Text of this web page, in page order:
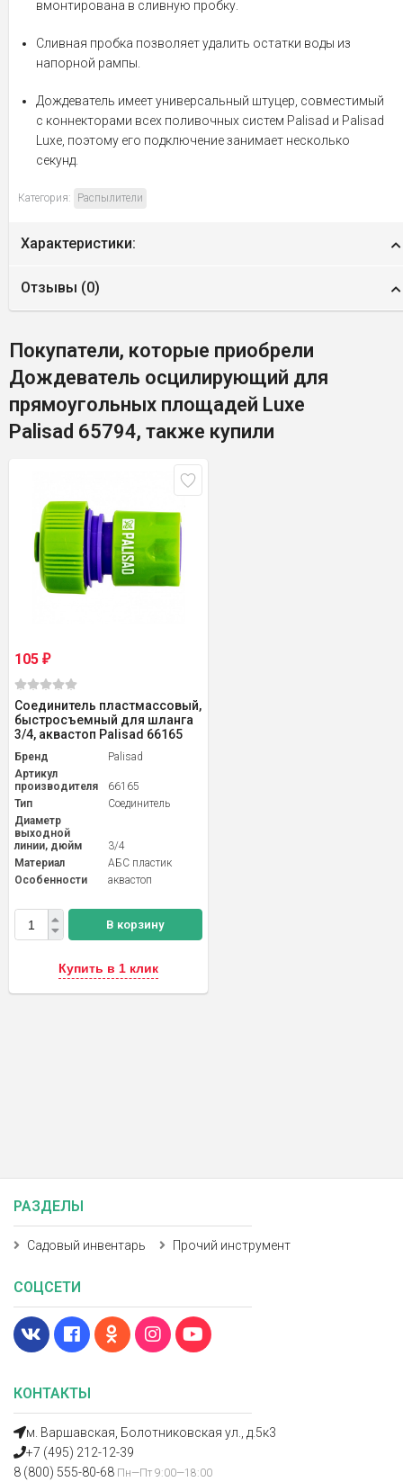
вмонтирована в сливную пробку.
Сливная пробка позволяет удалить остатки воды из
напорной рампы.
Дождеватель имеет универсальный штуцер, совместимый
с коннекторами всех поливочных систем Palisad и Palisad
Luxe, поэтому его подключение занимает несколько
секунд.
Категория: Распылители
Характеристики:
Отзывы (0)
Покупатели, которые приобрели
Дождеватель осцилирующий для
прямоугольных площадей Luxe
Palisad 65794, также купили
105 ₽
Соединитель пластмассовый,
быстросъемный для шланга
3/4, аквастоп Palisad 66165
Бренд
Palisad
Артикул
производителя
66165
Тип
Соединитель
Диаметр
выходной
линии, дюйм
3/4
Материал
АБС пластик
Особенности
аквастоп
В корзину
Купить в 1 клик
КОНТАКТЫ
м. Варшавская, Болотниковская ул., д.5к3
+7 (495) 212-12-39
8 (800) 555-80-68 Пн—Пт 9:00—18:00
РАЗДЕЛЫ
Садовый инвентарь Прочий инструмент
СОЦСЕТИ